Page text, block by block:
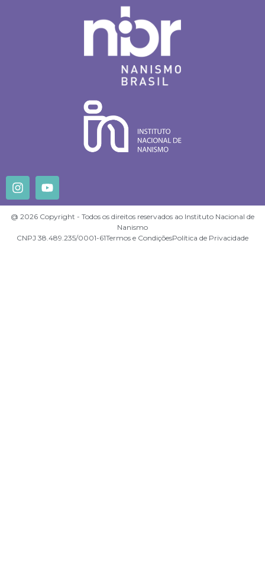
@ 2026 Copyright - Todos os direitos reservados ao Instituto Nacional de
Nanismo
CNPJ 38.489.235/0001-61Termos e CondiçõesPolítica de Privacidade